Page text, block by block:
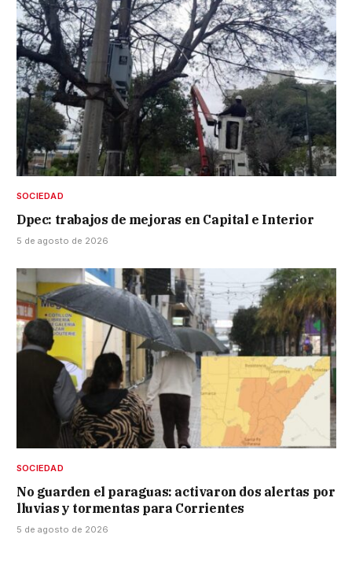
SOCIEDAD
Dpec: trabajos de mejoras en Capital e Interior
5 de agosto de 2026
SOCIEDAD
No guarden el paraguas: activaron dos alertas por
lluvias y tormentas para Corrientes
5 de agosto de 2026